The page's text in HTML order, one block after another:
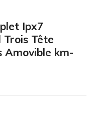
Ipx7
Tête
Amovible km-